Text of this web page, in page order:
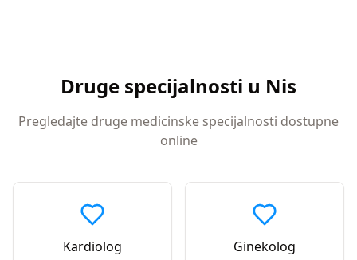
Druge specijalnosti u Nis
Pregledajte druge medicinske specijalnosti dostupne
online
Kardiolog Ginekolog